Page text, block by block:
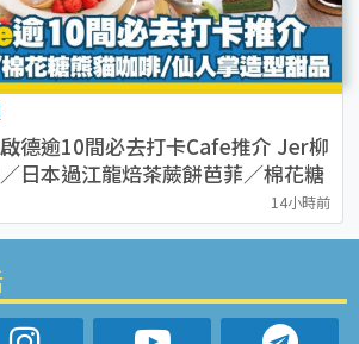
德逾10間必去打卡Cafe推介 Jer柳
日本過江龍焙茶蕨餅芭菲／棉花糖
14小時前